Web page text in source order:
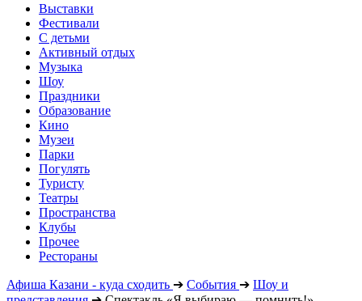
Выставки
Фестивали
С детьми
Активный отдых
Музыка
Шоу
Праздники
Образование
Кино
Музеи
Парки
Погулять
Туристу
Театры
Пространства
Клубы
Прочее
Рестораны
Афиша Казани - куда сходить ➔ События ➔ Шоу и